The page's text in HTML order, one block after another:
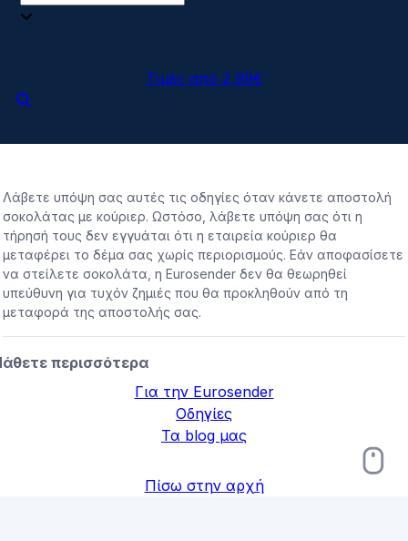
Τιμές από 2,99€
Λάβετε υπόψη σας αυτές τις οδηγίες όταν κάνετε αποστολή
σοκολάτας με κούριερ. Ωστόσο, λάβετε υπόψη σας ότι η
τήρησή τους δεν εγγυάται ότι η εταιρεία κούριερ θα
μεταφέρει το δέμα σας χωρίς περιορισμούς. Εάν αποφασίσετε
να στείλετε σοκολάτα, η Eurosender δεν θα θεωρηθεί
υπεύθυνη για τυχόν ζημιές που θα προκληθούν από τη
μεταφορά της αποστολής σας.
περισσότερα
Για την Eurosender
Οδηγίες
Τα blog μας
Πίσω στην αρχή